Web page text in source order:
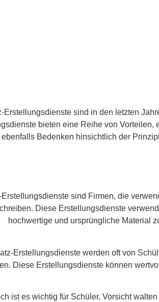
Erstellungsdienste sind in den letzten
bieten eine Reihe von
ebenfalls Bedenken hinsichtlich der
sind Firmen, die
Diese Erstellungsdienste
hochwertige und ursprüngliche Material
Erstellungsdienste werden oft von
Diese Erstellungsdienste können
ist es wichtig für Schüler, Vorsicht